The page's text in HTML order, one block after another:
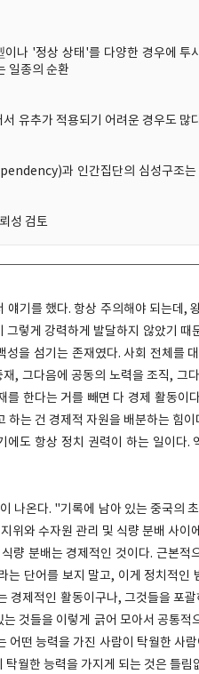
나 '정상 상태'를 다양한 경우에 투
일종의 순환
유추가 적용되기 어려운 경우도
과 인간집단의 심성구조
성 검토
얘기를 했다. 항상 주의해야 되는데,
그렇게 강력하게 발달하지 않았기
을 섬기는 존재였다. 사회 전체를
, 그다음에 공동의 노력을 조직, 그
를 한다는 거를 빼면 다 경제 활동이
하는 건 경제적 자원을 배분하는 힘
에도 항상 정치 권력이 하는 일이다.
나온다. "기록에 남아 있는 중국의
위와 수자원 관리 및 식량 분배 사
량 분배는 경제적인 것이다. 근본적
는 단어를 보지 말고, 이게 정치적
경제적인 활동이구나, 그것들을 포
는 것들을 이렇게 긁어 모아서 공통
어떤 능력을 가진 사람이 탁월한 사
월한 능력을 가지게 되는 것은 틀림